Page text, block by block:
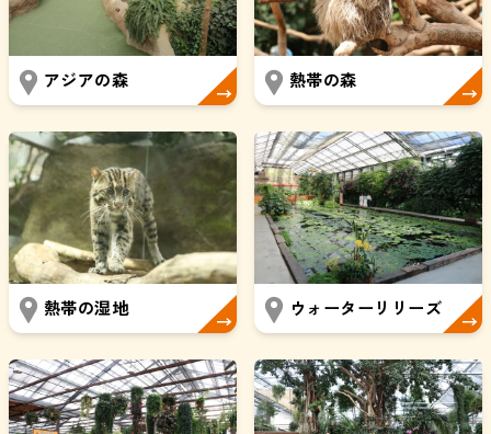
アジアの森 熱帯の森
熱帯の湿地 ウォーターリリーズ